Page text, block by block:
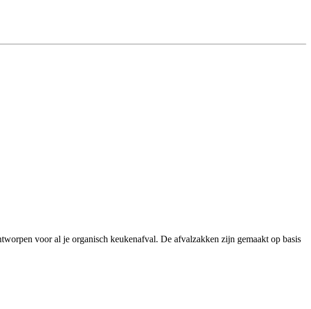
voor al je organisch keukenafval. De afvalzakken zijn gemaakt op basis